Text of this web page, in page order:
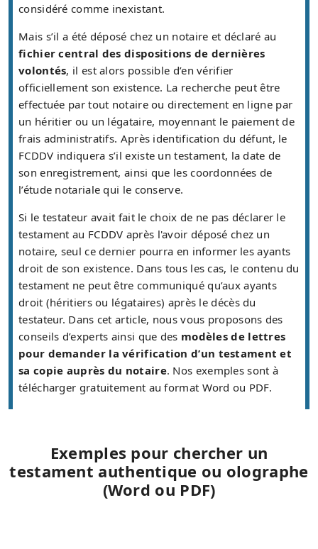
considéré comme inexistant.
Mais s’il a été déposé chez un notaire et déclaré au
fichier central des dispositions de dernières
volontés, il est alors possible d’en vérifier
officiellement son existence. La recherche peut être
effectuée par tout notaire ou directement en ligne par
un héritier ou un légataire, moyennant le paiement de
frais administratifs. Après identification du défunt, le
FCDDV indiquera s’il existe un testament, la date de
son enregistrement, ainsi que les coordonnées de
l’étude notariale qui le conserve.
Si le testateur avait fait le choix de ne pas déclarer le
testament au FCDDV après l'avoir déposé chez un
notaire, seul ce dernier pourra en informer les ayants
droit de son existence. Dans tous les cas, le contenu du
testament ne peut être communiqué qu’aux ayants
droit (héritiers ou légataires) après le décès du
testateur. Dans cet article, nous vous proposons des
conseils d’experts ainsi que des modèles de lettres
pour demander la vérification d’un testament et
sa copie auprès du notaire. Nos exemples sont à
télécharger gratuitement au format Word ou PDF.
Exemples pour chercher un
testament authentique ou olographe
(Word ou PDF)